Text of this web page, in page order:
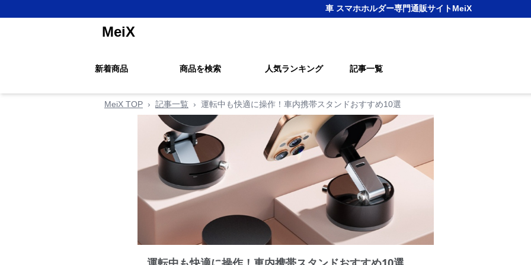
車 スマホホルダー専門通販サイトMeiX
MeiX
新着商品 商品を検索 人気ランキング 記事一覧
MeiX TOP › 記事一覧 › 運転中も快適に操作！車内携帯スタンドおすすめ10選